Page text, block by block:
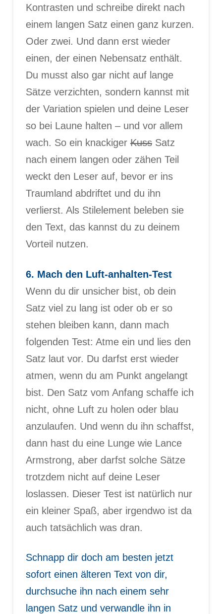
Kontrasten und schreibe direkt nach
einem langen Satz einen ganz kurzen.
Oder zwei. Und dann erst wieder
einen, der einen Nebensatz enthält.
Du musst also gar nicht auf lange
Sätze verzichten, sondern kannst mit
der Variation spielen und deine Leser
so bei Laune halten – und vor allem
wach. So ein knackiger KussSatz
nach einem langen oder zähen Teil
weckt den Leser auf, bevor er ins
Traumland abdriftet und du ihn
verlierst. Als Stilelement beleben sie
den Text, das kannst du zu deinem
Vorteil nutzen.
6. Mach den Luft-anhalten-Test
Wenn du dir unsicher bist, ob dein
Satz viel zu lang ist oder ob er so
stehen bleiben kann, dann mach
folgenden Test: Atme ein und lies den
Satz laut vor. Du darfst erst wieder
atmen, wenn du am Punkt angelangt
bist. Den Satz vom Anfang schaffe ich
nicht, ohne Luft zu holen oder blau
anzulaufen. Und wenn du ihn schaffst,
dann hast du eine Lunge wie Lance
Armstrong, aber darfst solche Sätze
trotzdem nicht auf deine Leser
loslassen. Dieser Test ist natürlich nur
ein kleiner Spaß, aber irgendwo ist da
auch tatsächlich was dran.
Schnapp dir doch am besten jetzt
sofort einen älteren Text von dir,
durchsuche ihn nach einem sehr
langen Satz und verwandle ihn in